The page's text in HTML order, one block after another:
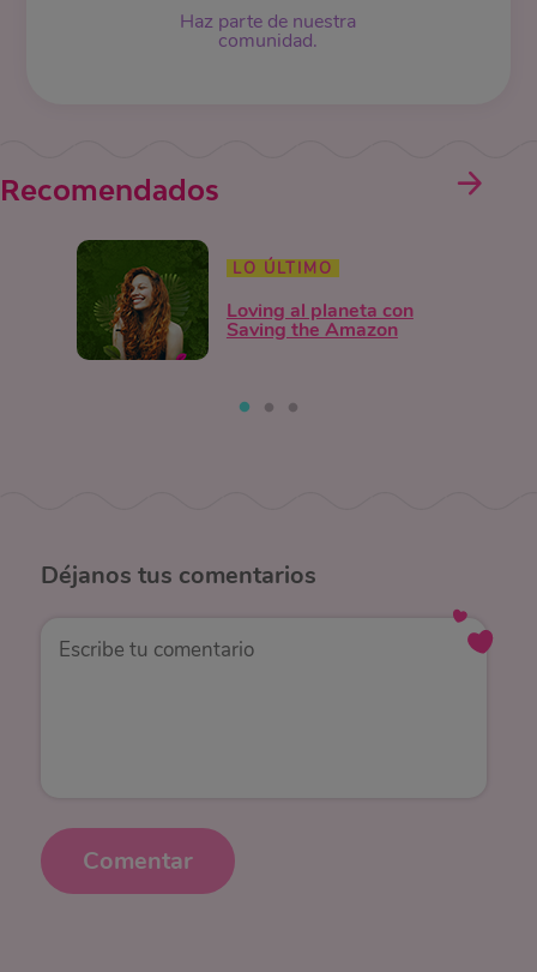
Haz parte de nuestra
comunidad.
Recomendados
LO ÚLTIMO
Loving al planeta con
Saving the Amazon
Déjanos tus comentarios
Comentar